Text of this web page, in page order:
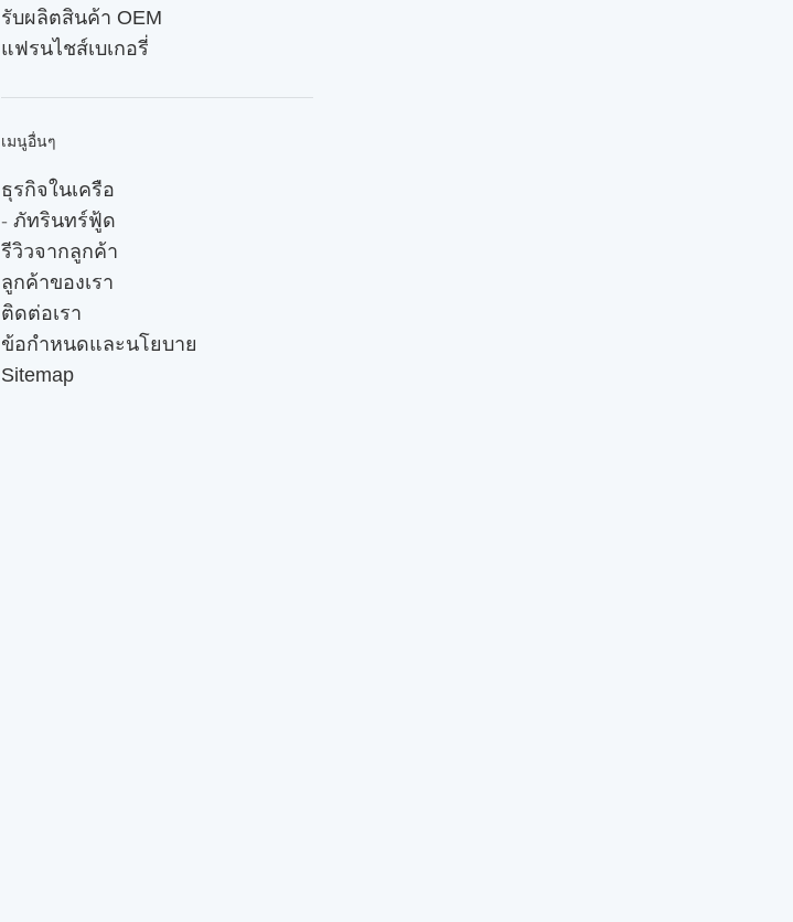
รับผลิตสินค้า OEM
แฟรนไชส์เบเกอรี่
เมนูอื่นๆ
ธุรกิจในเครือ
- ภัทรินทร์ฟู้ด
รีวิวจากลูกค้า
ลูกค้าของเรา
ติดต่อเรา
ข้อกำหนดและนโยบาย
Sitemap